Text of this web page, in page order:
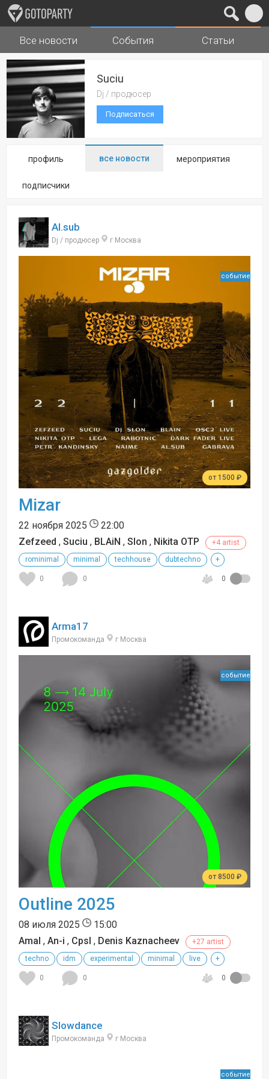
Города Музыка
Все новости События Статьи
Suciu
Dj / продюсер
Подписаться
профиль все новости мероприятия
подписчики
Al.sub
Dj / продюсер г Москва
от 1500 ₽
событие
Mizar
22 ноября 2025
22:00
Zefzeed , Suciu , BLAiN , Slon , Nikita OTP
+4 artist
rominimal
minimal techhouse dubtechno +
0 0 0
Arma17
Промокоманда г Москва
от 8500 ₽
событие
Outline 2025
08 июля 2025
15:00
Amal , An-i , Сpsl , Denis Kaznacheev
+27 artist
techno
idm experimental minimal live +
0 0 0
Slowdance
Промокоманда г Москва
событие